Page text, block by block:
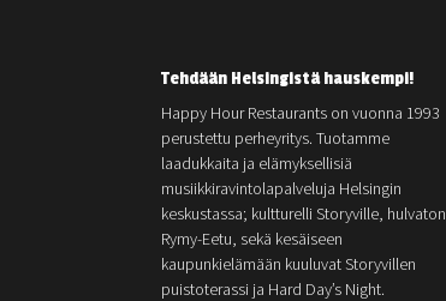
Tehdään Helsingistä hauskempi!
Happy Hour Restaurants on vuonna 1993
perustettu perheyritys. Tuotamme
laadukkaita ja elämyksellisiä
musiikkiravintolapalveluja Helsingin
keskustassa; kultturelli Storyville, hulvaton
Rymy-Eetu, sekä kesäiseen
kaupunkielämään kuuluvat Storyvillen
puistoterassi ja Hard Day’s Night.